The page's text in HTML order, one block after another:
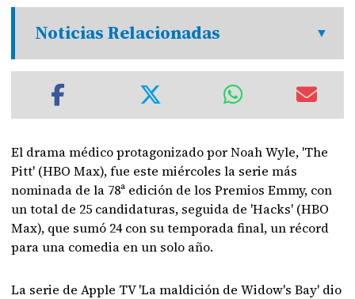
Noticias Relacionadas
El drama médico protagonizado por Noah Wyle, 'The
Pitt' (HBO Max), fue este miércoles la serie más
nominada de la 78ª edición de los Premios Emmy, con
un total de 25 candidaturas, seguida de 'Hacks' (HBO
Max), que sumó 24 con su temporada final, un récord
para una comedia en un solo año.
La serie de Apple TV 'La maldición de Widow's Bay' dio